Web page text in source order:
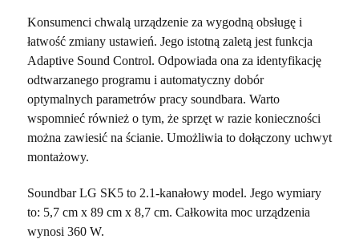
Konsumenci chwalą urządzenie za wygodną obsługę i
łatwość zmiany ustawień. Jego istotną zaletą jest funkcja
Adaptive Sound Control. Odpowiada ona za identyfikację
odtwarzanego programu i automatyczny dobór
optymalnych parametrów pracy soundbara. Warto
wspomnieć również o tym, że sprzęt w razie konieczności
można zawiesić na ścianie. Umożliwia to dołączony uchwyt
montażowy.
Soundbar LG SK5 to 2.1-kanałowy model. Jego wymiary
to: 5,7 cm x 89 cm x 8,7 cm. Całkowita moc urządzenia
wynosi 360 W.